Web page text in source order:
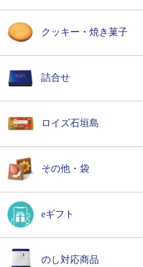
クッキー・焼き菓子
詰合せ
ロイズ石垣島
その他・袋
eギフト
のし対応商品